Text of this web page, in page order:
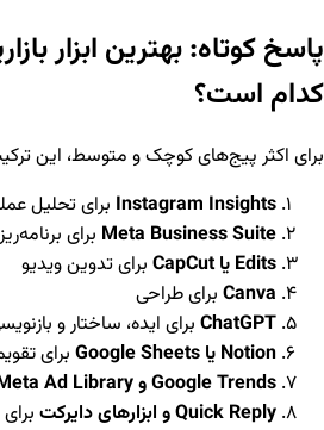
پاسخ کوتاه: بهترین ابزار
کدام است؟
برای اکثر پیج‌های کوچک و متوسط، این
Instagram Insights برای تحلیل
Meta Business Suite برای
Edits یا CapCut
برای تدوین ویدیو
Canva برای طراحی
ChatGPTبرای ایده، ساختار و
Notion یا Google Sheets
برای
Google Trends و Meta Ad Library
Quick Reply و ابزارهای دایرکت